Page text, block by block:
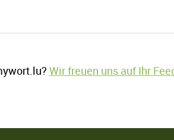
Wir freuen uns auf Ihr